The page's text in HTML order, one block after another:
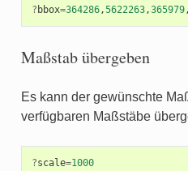
? bbox=364286,5622263,365979,
Maßstab übergeben
Es kann der gewünschte
verfügbaren Maßstäbe
?scale=1000